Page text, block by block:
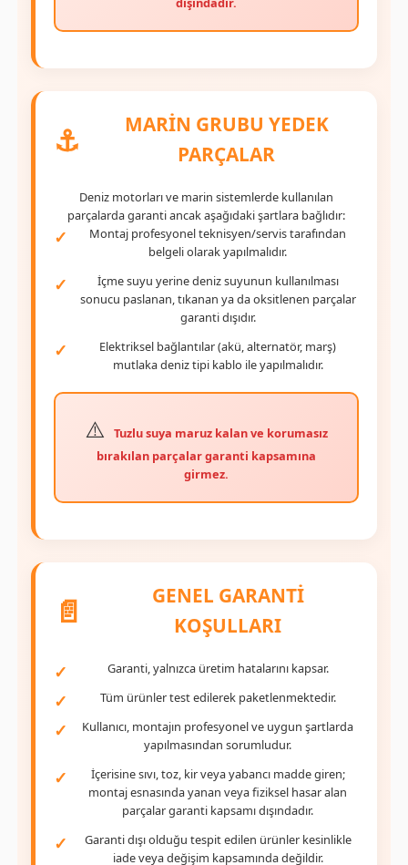
⚓
MARİN GRUBU YEDEK
PARÇALAR
Deniz motorları ve marin sistemlerde kullanılan
parçalarda garanti ancak aşağıdaki şartlara bağlıdır:
Montaj profesyonel teknisyen/servis tarafından
belgeli olarak yapılmalıdır.
İçme suyu yerine deniz suyunun kullanılması
sonucu paslanan, tıkanan ya da oksitlenen parçalar
garanti dışıdır.
Elektriksel bağlantılar (akü, alternatör, marş)
mutlaka deniz tipi kablo ile yapılmalıdır.
Tuzlu suya maruz kalan ve korumasız
bırakılan parçalar garanti kapsamına
girmez.
📄
GENEL GARANTİ
KOŞULLARI
Garanti, yalnızca üretim hatalarını kapsar.
Tüm ürünler test edilerek paketlenmektedir.
Kullanıcı, montajın profesyonel ve uygun şartlarda
yapılmasından sorumludur.
İçerisine sıvı, toz, kir veya yabancı madde giren;
montaj esnasında yanan veya fiziksel hasar alan
parçalar garanti kapsamı dışındadır.
Garanti dışı olduğu tespit edilen ürünler kesinlikle
iade veya değişim kapsamında değildir.